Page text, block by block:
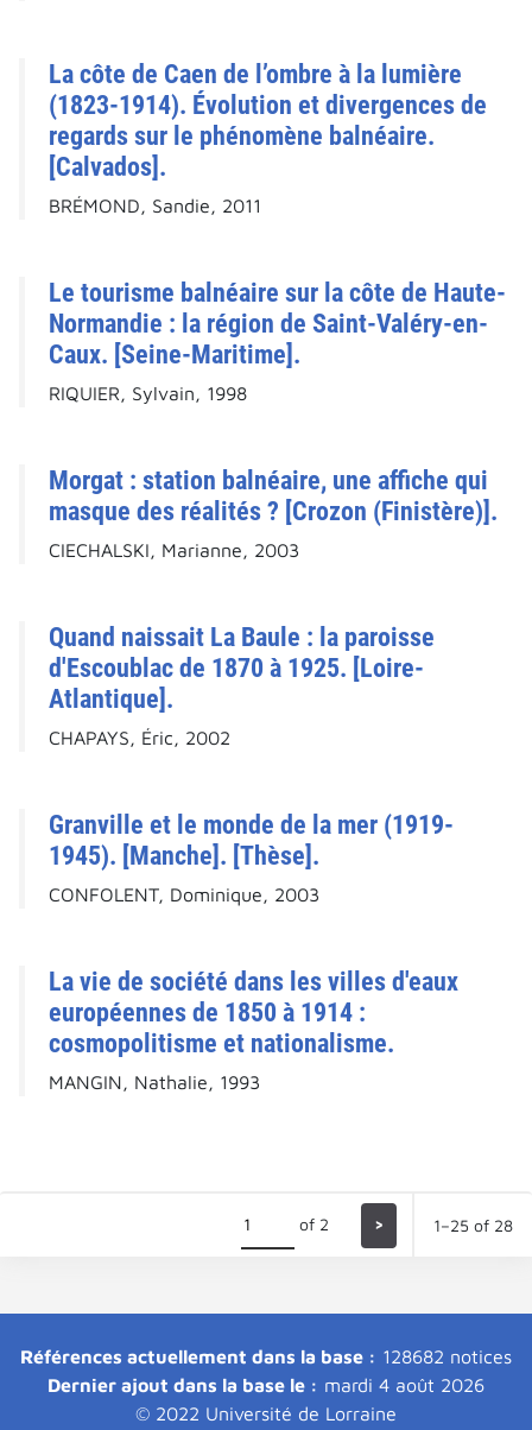
La côte de Caen de l’ombre à la lumière
(1823-1914). Évolution et divergences de
regards sur le phénomène balnéaire.
[Calvados].
BRÉMOND, Sandie, 2011
Le tourisme balnéaire sur la côte de Haute-
Normandie : la région de Saint-Valéry-en-
Caux. [Seine-Maritime].
RIQUIER, Sylvain, 1998
Morgat : station balnéaire, une affiche qui
masque des réalités ? [Crozon (Finistère)].
CIECHALSKI, Marianne, 2003
Quand naissait La Baule : la paroisse
d'Escoublac de 1870 à 1925. [Loire-
Atlantique].
CHAPAYS, Éric, 2002
Granville et le monde de la mer (1919-
1945). [Manche]. [Thèse].
CONFOLENT, Dominique, 2003
La vie de société dans les villes d'eaux
européennes de 1850 à 1914 :
cosmopolitisme et nationalisme.
MANGIN, Nathalie, 1993
of 2 > 1–25 of 28
Références actuellement dans la base : 128682 notices
Dernier ajout dans la base le : mardi 4 août 2026
© 2022 Université de Lorraine